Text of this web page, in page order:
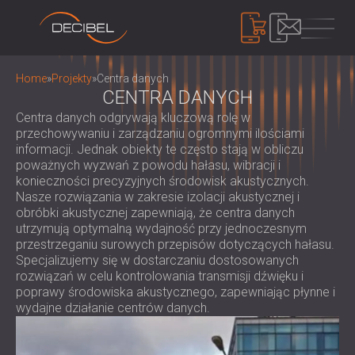
PRODUKTY
IZOLACJA AKUSTYCZNA
IZOLACJA AKUSTYCZNA ŚCIAN
IZOLACJA AKUSTYCZNA SUFITÓW
ROZWIĄZANIA DŹWIĘKOCHŁONNE DO
PODŁÓG
DRZWI AKUSTYCZNE
PANELE AKUSTYCZNE
EKOLOGICZNE PANELE I PRZEGRODY
AKUSTYCZNE
PERFOROWANE DREWNIANE PANELE
AKUSTYCZNE
TKANINOWE PANELE AKUSTYCZNE I
PRZEGRODY
PANELE AKUSTYCZNE Z LISTEW
KONTROLA HAŁASU
DŹWIĘKOSZCZELNE KABINY I OBUDOWY /
BARIERY
ŻALUZJE I TŁUMIKI DŹWIĘKOCHŁONNE
UCHWYTY ANTYWIBRACYJNE,
KABINY AUDIOLOGICZNE
URZĄDZENIA
MIERNIK DECYBELI POZIOMU DŹWIĘKU
SYSTEM MASKOWANIA DŹWIĘKU,
Home»Projekty»Centra danych
CENTRA DANYCH
Centra danych odgrywają kluczową rolę w
przechowywaniu i zarządzaniu ogromnymi ilościami
informacji. Jednak obiekty te często stają w obliczu
poważnych wyzwań z powodu hałasu, wibracji i
konieczności precyzyjnych środowisk akustycznych.
Nasze rozwiązania w zakresie izolacji akustycznej i
obróbki akustycznej zapewniają, że centra danych
utrzymują optymalną wydajność przy jednoczesnym
przestrzeganiu surowych przepisów dotyczących hałasu.
Specjalizujemy się w dostarczaniu dostosowanych
rozwiązań w celu kontrolowania transmisji dźwięku i
poprawy środowiska akustycznego, zapewniając płynne i
wydajne działanie centrów danych.